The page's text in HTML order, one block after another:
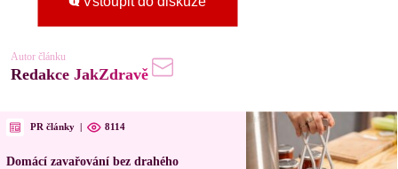
Autor článku
Redakce JakZdravě
PR články | 8114
Domácí zavařování bez drahého